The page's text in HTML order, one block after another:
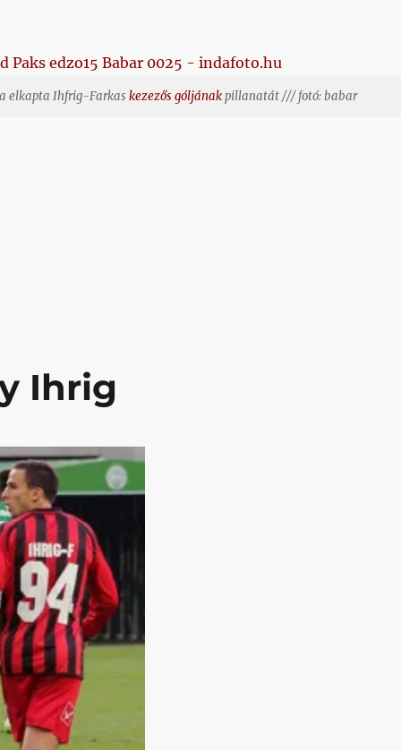
elkapta Ihfrig-Farkas kezezős góljánakpillanatát /// fotó: babar
Ihrig